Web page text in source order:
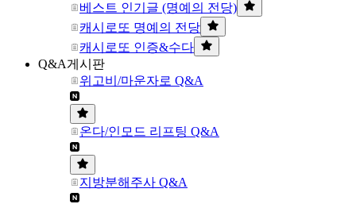
베스트 인기글 (명예의 전당)
캐시로또 명예의 전당
캐시로또 인증&수다
Q&A게시판
위고비/마운자로 Q&A
온다/인모드 리프팅 Q&A
지방분해주사 Q&A